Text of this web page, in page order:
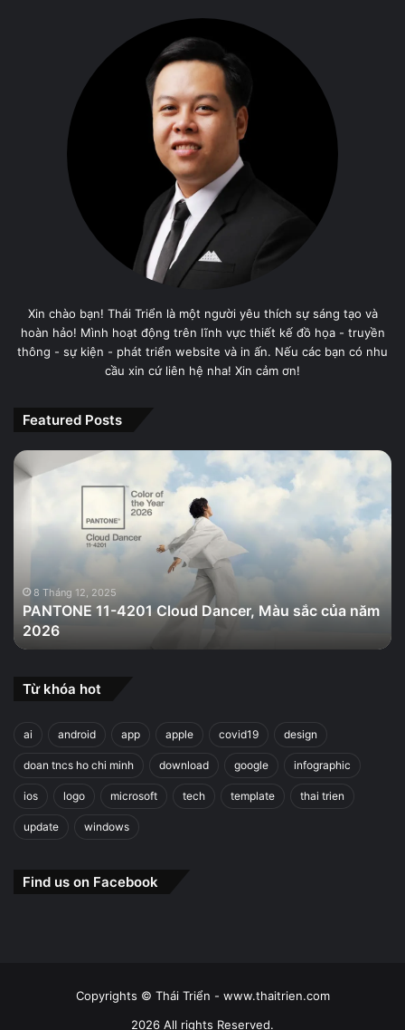
Xin chào bạn! Thái Triển là một người yêu thích sự sáng tạo và
hoàn hảo! Mình hoạt động trên lĩnh vực thiết kế đồ họa - truyền
thông - sự kiện - phát triển website và in ấn. Nếu các bạn có nhu
cầu xin cứ liên hệ nha! Xin cảm ơn!
Featured Posts
PANTONE
11-
Màu
của
năm
2026
8 Tháng 12, 2025
PANTONE 11-4201 Cloud Dancer, Màu sắc của năm
2026
Từ khóa hot
ai android app apple covid19 design
doan tncs ho chi minh download google infographic
ios logo microsoft tech template thai trien
update windows
Find us on Facebook
Copyrights © Thái Triển - www.thaitrien.com
2026 All rights Reserved.